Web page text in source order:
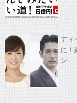
ディ
に！
ン